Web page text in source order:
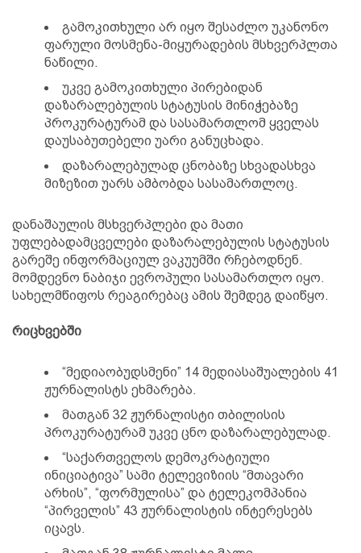
გამოკითხული არ იყო შესაძლო უკანონო
ფარული მოსმენა-მიყურადების მსხვერპლთა
ნაწილი.
უკვე გამოკითხული პირებიდან
დაზარალებულის სტატუსის მინიჭებაზე
პროკურატურამ და სასამართლომ ყველას
დაუსაბუთებელი უარი განუცხადა.
დაზარალებულად ცნობაზე სხვადასხვა
მიზეზით უარს ამბობდა სასამართლოც.
დანაშაულის მსხვერპლები და მათი
უფლებადამცველები დაზარალებულის სტატუსის
გარეშე ინფორმაციულ ვაკუუმში რჩებოდნენ.
მომდევნო ნაბიჯი ევროპული სასამართლო იყო.
სახელმწიფოს რეაგირებაც ამის შემდეგ დაიწყო.
რიცხვებში
“მედიაობუდსმენი” 14 მედიასაშუალების 41
ჟურნალისტს ეხმარება.
მათგან 32 ჟურნალისტი თბილისის
პროკურატურამ უკვე ცნო დაზარალებულად.
“საქართველოს დემოკრატიული
ინიციატივა” სამი ტელევიზიის “მთავარი
არხის”, “ფორმულისა” და ტელეკომპანია
“პირველის” 43 ჟურნალისტის ინტერესებს
იცავს.